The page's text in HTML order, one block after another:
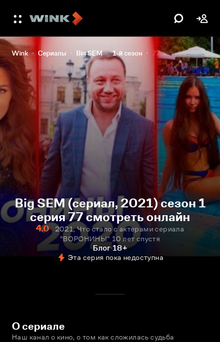
Wink Сериалы Big SEM 1-й сезон 77-я серия
Big SEM (сериал, 2021) сезон 1
серия 77 смотреть онлайн
4.0
2021, Что стало с актерами сериала
"ВОРОНИНЫ" 10 лет спустя
Блог 18+
Эта серия пока недоступна
О сериале
Наш канал о кино, о том как сложилась судьба